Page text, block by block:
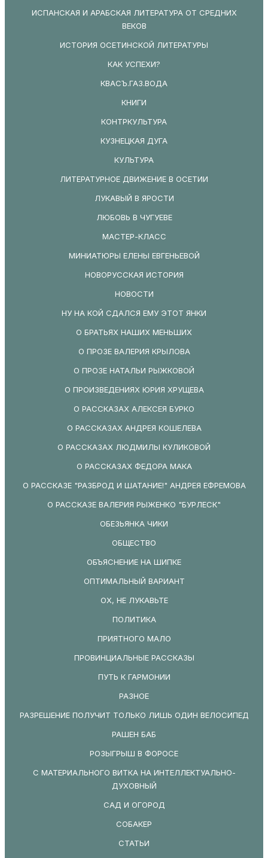
ИСПАНСКАЯ И АРАБСКАЯ ЛИТЕРАТУРА ОТ СРЕДНИХ
ВЕКОВ
ИСТОРИЯ ОСЕТИНСКОЙ ЛИТЕРАТУРЫ
КАК УСПЕХИ?
КВАСЪ.ГАЗ.ВОДА
КНИГИ
КОНТРКУЛЬТУРА
КУЗНЕЦКАЯ ДУГА
КУЛЬТУРА
ЛИТЕРАТУРНОЕ ДВИЖЕНИЕ В ОСЕТИИ
ЛУКАВЫЙ В ЯРОСТИ
ЛЮБОВЬ В ЧУГУЕВЕ
МАСТЕР-КЛАСС
МИНИАТЮРЫ ЕЛЕНЫ ЕВГЕНЬЕВОЙ
НОВОРУССКАЯ ИСТОРИЯ
НОВОСТИ
НУ НА КОЙ СДАЛСЯ ЕМУ ЭТОТ ЯНКИ
О БРАТЬЯХ НАШИХ МЕНЬШИХ
О ПРОЗЕ ВАЛЕРИЯ КРЫЛОВА
О ПРОЗЕ НАТАЛЬИ РЫЖКОВОЙ
О ПРОИЗВЕДЕНИЯХ ЮРИЯ ХРУЩЕВА
О РАССКАЗАХ АЛЕКСЕЯ БУРКО
О РАССКАЗАХ АНДРЕЯ КОШЕЛЕВА
О РАССКАЗАХ ЛЮДМИЛЫ КУЛИКОВОЙ
О РАССКАЗАХ ФЕДОРА МАКА
О РАССКАЗЕ "РАЗБРОД И ШАТАНИЕ!" АНДРЕЯ ЕФРЕМОВА
О РАССКАЗЕ ВАЛЕРИЯ РЫЖЕНКО "БУРЛЕСК"
ОБЕЗЬЯНКА ЧИКИ
ОБЩЕСТВО
ОБЪЯСНЕНИЕ НА ШИПКЕ
ОПТИМАЛЬНЫЙ ВАРИАНТ
ОХ, НЕ ЛУКАВЬТЕ
ПОЛИТИКА
ПРИЯТНОГО МАЛО
ПРОВИНЦИАЛЬНЫЕ РАССКАЗЫ
ПУТЬ К ГАРМОНИИ
РАЗНОЕ
РАЗРЕШЕНИЕ ПОЛУЧИТ ТОЛЬКО ЛИШЬ ОДИН ВЕЛОСИПЕД
РАШЕН БАБ
РОЗЫГРЫШ В ФОРОСЕ
С МАТЕРИАЛЬНОГО ВИТКА НА ИНТЕЛЛЕКТУАЛЬНО-
ДУХОВНЫЙ
САД И ОГОРОД
СОБАКЕР
СТАТЬИ